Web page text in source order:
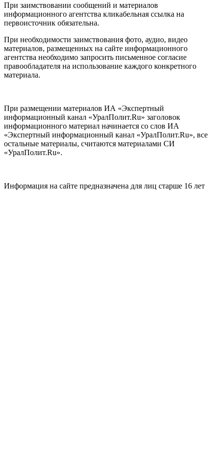
При заимствовании сообщений и материалов
информационного агентства кликабельная ссылка на
первоисточник обязательна.
При необходимости заимствования фото, аудио, видео
материалов, размещенных на сайте информационного
агентства необходимо запросить письменное согласие
правообладателя на использование каждого конкретного
материала.
При размещении материалов ИА «Экспертный
информационный канал «УралПолит.Ru» заголовок
информационного материал начинается со слов ИА
«Экспертный информационный канал «УралПолит.Ru», все
остальные материалы, считаются материалами СИ
«УралПолит.Ru».
Информация на сайте предназначена для лиц старше 16 лет